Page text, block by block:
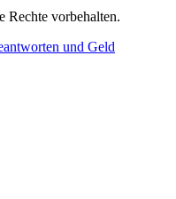
vorbehalten.